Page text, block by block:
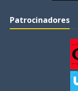
Patrocinadores